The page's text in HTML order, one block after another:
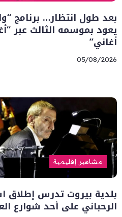
بعد طول انتظار… برنامج
يعود بموسمه الثالث عبر
أغاني”
05/08/2026
مشاهير إقليمية
بلدية بيروت تدرس إطلاق
الرحباني على أحد شوارع